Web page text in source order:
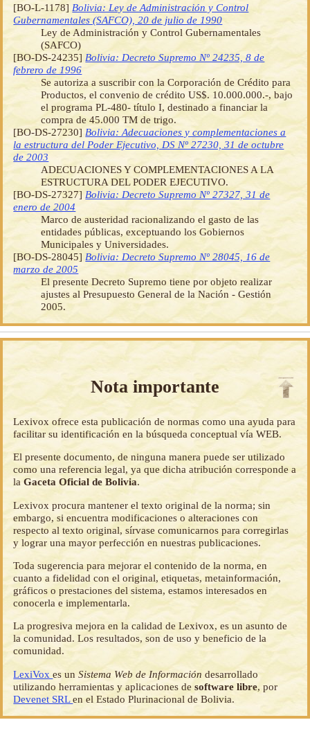
[BO-L-1178] Bolivia: Ley de Administración y Control
Gubernamentales (SAFCO), 20 de julio de 1990
Ley de Administración y Control Gubernamentales
(SAFCO)
[BO-DS-24235] Bolivia: Decreto Supremo Nº 24235, 8 de
febrero de 1996
Se autoriza a suscribir con la Corporación de Crédito para
Productos, el convenio de crédito US$. 10.000.000.-, bajo
el programa PL-480- título I, destinado a financiar la
compra de 45.000 TM de trigo.
[BO-DS-27230] Bolivia: Adecuaciones y complementaciones a
la estructura del Poder Ejecutivo, DS Nº 27230, 31 de octubre
de 2003
ADECUACIONES Y COMPLEMENTACIONES A LA
ESTRUCTURA DEL PODER EJECUTIVO.
[BO-DS-27327] Bolivia: Decreto Supremo Nº 27327, 31 de
enero de 2004
Marco de austeridad racionalizando el gasto de las
entidades públicas, exceptuando los Gobiernos
Municipales y Universidades.
[BO-DS-28045] Bolivia: Decreto Supremo Nº 28045, 16 de
marzo de 2005
El presente Decreto Supremo tiene por objeto realizar
ajustes al Presupuesto General de la Nación - Gestión
2005.
Nota importante
Lexivox ofrece esta publicación de normas como una ayuda para
facilitar su identificación en la búsqueda conceptual vía WEB.
El presente documento, de ninguna manera puede ser utilizado
como una referencia legal, ya que dicha atribución corresponde a
laGaceta Oficial de Bolivia.
Lexivox procura mantener el texto original de la norma; sin
embargo, si encuentra modificaciones o alteraciones con
respecto al texto original, sírvase comunicarnos para corregirlas
y lograr una mayor perfección en nuestras publicaciones.
Toda sugerencia para mejorar el contenido de la norma, en
cuanto a fidelidad con el original, etiquetas, metainformación,
gráficos o prestaciones del sistema, estamos interesados en
conocerla e implementarla.
La progresiva mejora en la calidad de Lexivox, es un asunto de
la comunidad. Los resultados, son de uso y beneficio de la
comunidad.
LexiVoxes unSistema Web de Información desarrollado
utilizando herramientas y aplicaciones desoftware libre, por
Devenet SRLen el Estado Plurinacional de Bolivia.